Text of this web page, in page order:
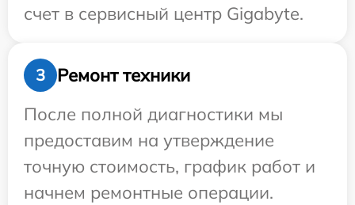
счет в сервисный центр Gigabyte.
3
Ремонт техники
После полной диагностики мы
предоставим на утверждение
точную стоимость, график работ и
начнем ремонтные операции.